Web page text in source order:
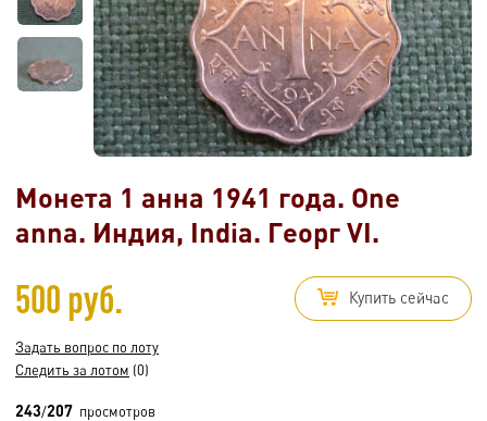
Монета 1 анна 1941 года. One
anna. Индия, India. Георг VI.
500 руб. Купить сейчас
Задать вопрос по лоту
Следить за лотом (0)
243/207 просмотров